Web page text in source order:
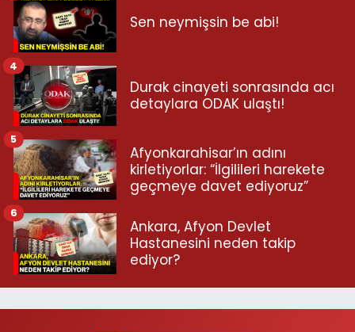
Sen neymişsin be abi!
Durak cinayeti sonrasında acı
detaylara ODAK ulaştı!
4
Afyonkarahisar’ın adını
kirletiyorlar: “İlgilileri harekete
geçmeye davet ediyoruz”
5
Ankara, Afyon Devlet
Hastanesini neden takip
ediyor?
6